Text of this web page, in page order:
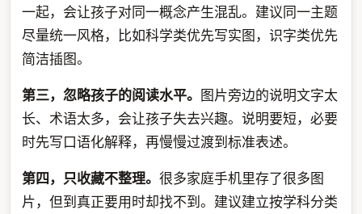
一起，会让孩子对同一概念产生混乱。建议同一主题
尽量统一风格，比如科学类优先写实图，识字类优先
简洁插图。
第三，忽略孩子的阅读水平。 图片旁边的说明文字太
长、术语太多，会让孩子失去兴趣。说明要短，必要
时先写口语化解释，再慢慢过渡到标准表述。
第四，只收藏不整理。 很多家庭手机里存了很多图
片，但到真正要用时却找不到。建议建立按学科分类